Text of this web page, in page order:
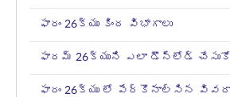
ఫారం 26క్యు కింద విభాగాలు
ఫారమ్ 26క్యుని ఎలా డౌన్‌లోడ్
ఫారం 26క్యు లో పేర్కొనాల్సిన